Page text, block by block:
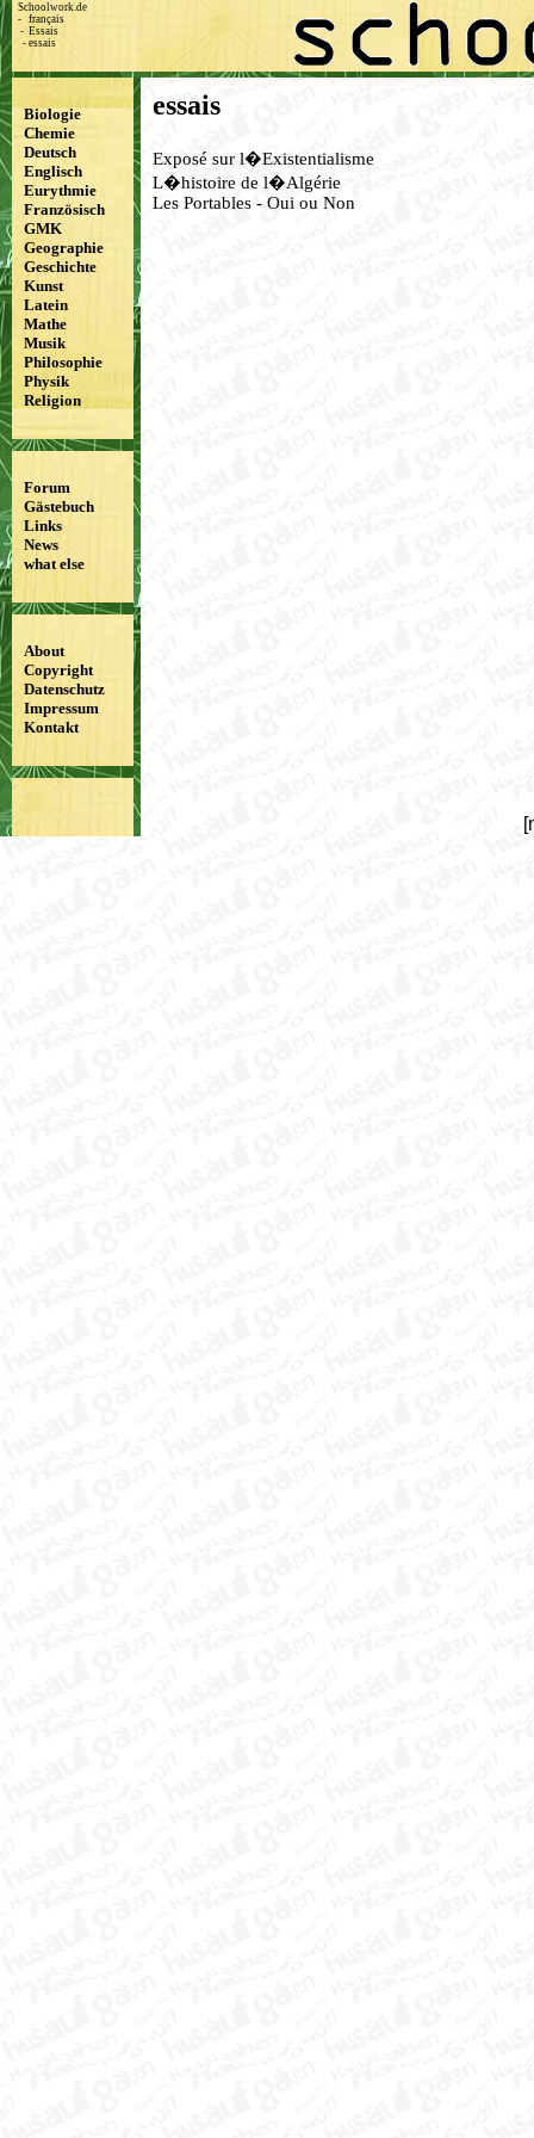
Schoolwork.de
- français
- Essais
- essais
essais
Exposé sur l�Existentialisme
L�histoire de l�Algérie
Les Portables - Oui ou Non
Biologie
Chemie
Deutsch
Englisch
Eurythmie
Französisch
GMK
Geographie
Geschichte
Kunst
Latein
Mathe
Musik
Philosophie
Physik
Religion
Forum
Gästebuch
Links
News
what else
About
Copyright
Datenschutz
Impressum
Kontakt